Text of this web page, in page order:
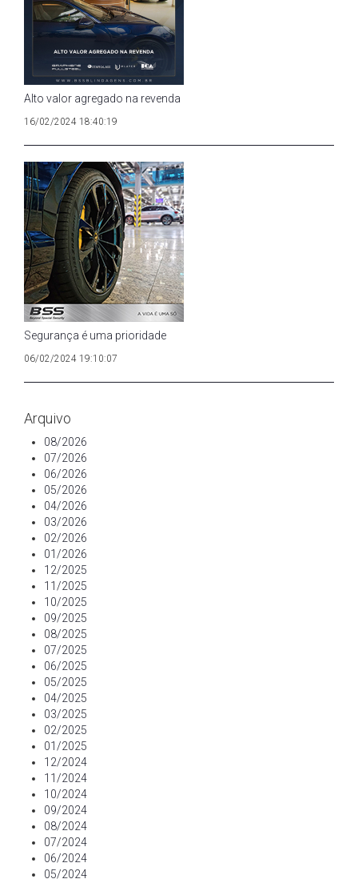
Alto valor agregado na revenda
16/02/2024 18:40:19
Segurança é uma prioridade
06/02/2024 19:10:07
Arquivo
08/2026
07/2026
06/2026
05/2026
04/2026
03/2026
02/2026
01/2026
12/2025
11/2025
10/2025
09/2025
08/2025
07/2025
06/2025
05/2025
04/2025
03/2025
02/2025
01/2025
12/2024
11/2024
10/2024
09/2024
08/2024
07/2024
06/2024
05/2024